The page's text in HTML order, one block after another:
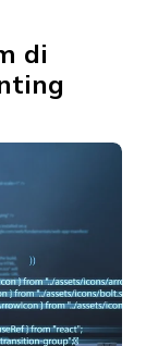
di